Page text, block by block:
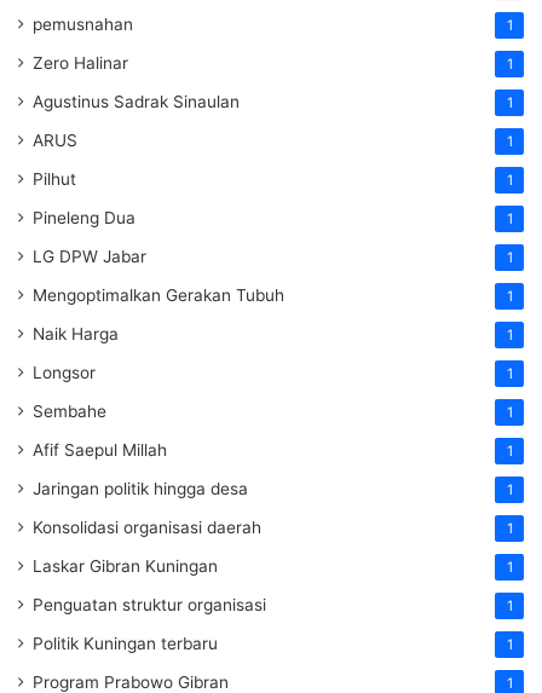
pemusnahan 1
Zero Halinar 1
Agustinus Sadrak Sinaulan 1
ARUS 1
Pilhut 1
Pineleng Dua 1
LG DPW Jabar 1
Mengoptimalkan Gerakan Tubuh 1
Naik Harga 1
Longsor 1
Sembahe 1
Afif Saepul Millah 1
Jaringan politik hingga desa 1
Konsolidasi organisasi daerah 1
Laskar Gibran Kuningan 1
Penguatan struktur organisasi 1
Politik Kuningan terbaru 1
Program Prabowo Gibran 1